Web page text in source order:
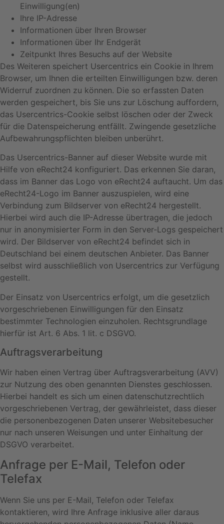
Einwilligung(en)
Ihre IP-Adresse
Informationen über Ihren Browser
Informationen über Ihr Endgerät
Zeitpunkt Ihres Besuchs auf der Website
Des Weiteren speichert Usercentrics ein Cookie in Ihrem
Browser, um Ihnen die erteilten Einwilligungen bzw. deren
Widerruf zuordnen zu können. Die so erfassten Daten
werden gespeichert, bis Sie uns zur Löschung auffordern,
das Usercentrics-Cookie selbst löschen oder der Zweck
für die Datenspeicherung entfällt. Zwingende gesetzliche
Aufbewahrungspflichten bleiben unberührt.
Das Usercentrics-Banner auf dieser Website wurde mit
Hilfe von eRecht24 konfiguriert. Das erkennen Sie daran,
dass im Banner das Logo von eRecht24 auftaucht. Um das
eRecht24-Logo im Banner auszuspielen, wird eine
Verbindung zum Bildserver von eRecht24 hergestellt.
Hierbei wird auch die IP-Adresse übertragen, die jedoch
nur in anonymisierter Form in den Server-Logs gespeichert
wird. Der Bildserver von eRecht24 befindet sich in
Deutschland bei einem deutschen Anbieter. Das Banner
selbst wird ausschließlich von Usercentrics zur Verfügung
gestellt.
Der Einsatz von Usercentrics erfolgt, um die gesetzlich
vorgeschriebenen Einwilligungen für den Einsatz
bestimmter Technologien einzuholen. Rechtsgrundlage
hierfür ist Art. 6 Abs. 1 lit. c DSGVO.
Auftragsverarbeitung
Wir haben einen Vertrag über Auftragsverarbeitung (AVV)
zur Nutzung des oben genannten Dienstes geschlossen.
Hierbei handelt es sich um einen datenschutzrechtlich
vorgeschriebenen Vertrag, der gewährleistet, dass dieser
die personenbezogenen Daten unserer Websitebesucher
nur nach unseren Weisungen und unter Einhaltung der
DSGVO verarbeitet.
Anfrage per E-Mail, Telefon oder
Telefax
Wenn Sie uns per E-Mail, Telefon oder Telefax
kontaktieren, wird Ihre Anfrage inklusive aller daraus